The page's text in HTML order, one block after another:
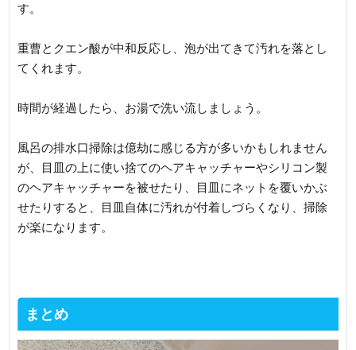
す。
重曹とクエン酸が中和反応し、泡が出てきて汚れを落とし
てくれます。
時間が経過したら、お湯で洗い流しましょう。
風呂の排水口掃除は億劫に感じる方が多いかもしれません
が、目皿の上に使い捨てのヘアキャッチャーやシリコン製
のヘアキャッチャーを被せたり、目皿にネットを覆いかぶ
せたりすると、目皿自体に汚れが付着しづらくなり、掃除
が楽になります。
まとめ